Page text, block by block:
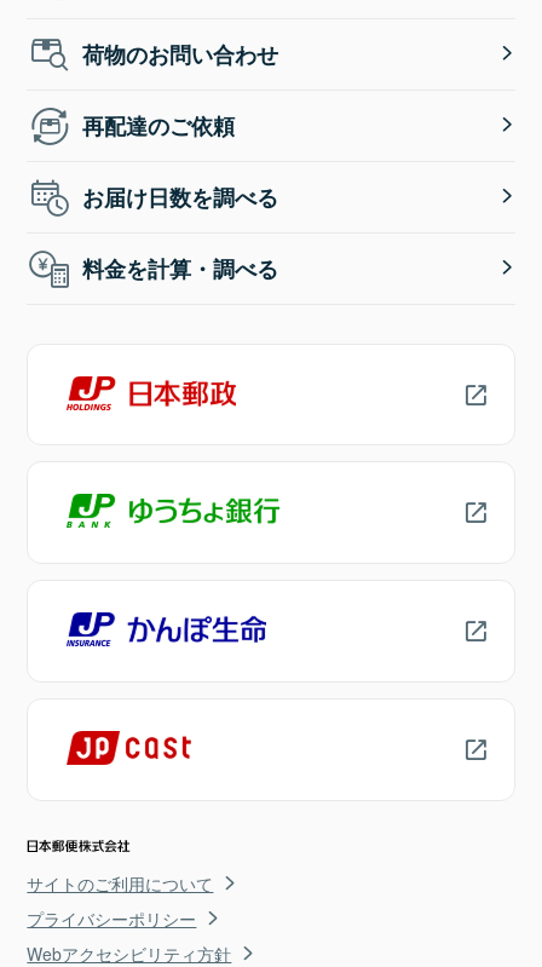
荷物のお問い合わせ
再配達のご依頼
お届け日数を調べる
料金を計算・調べる
サイトのご利用について
プライバシーポリシー
Webアクセシビリティ方針